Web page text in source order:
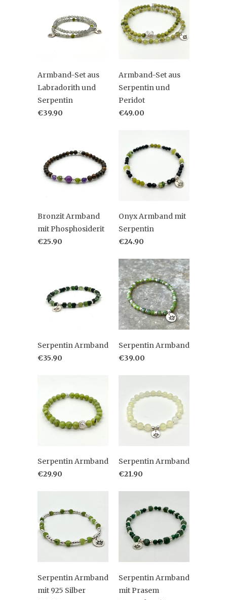
Armband-Set aus
Labradorith und
Serpentin
€39.90
Armband-Set aus
Serpentin und
Peridot
€49.00
Bronzit Armband
mit Phosphosiderit
€25.90
Onyx Armband mit
Serpentin
€24.90
Serpentin Armband
€35.90
Serpentin Armband
€39.00
Serpentin Armband
€29.90
Serpentin Armband
€21.90
Serpentin Armband
mit 925 Silber
Serpentin Armband
mit Prasem